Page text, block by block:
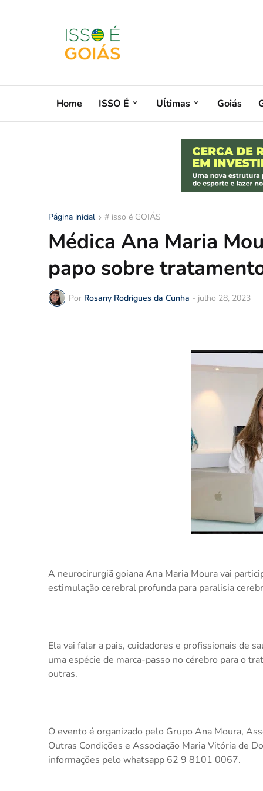
Home ISSO É Uĺtimas Goiás
Página inicial # isso é GOIÁS
Médica Ana Maria
papo sobre
Por Rosany Rodrigues da Cunha - julho 28, 2023
A neurocirurgiã goiana Ana Maria Moura vai
estimulação cerebral profunda para paralisia
Ela vai falar a pais, cuidadores e profissionais de
uma espécie de marca-passo no cérebro para o
outras.
O evento é organizado pelo Grupo Ana Moura,
Outras Condições e Associação Maria Vitória de
informações pelo whatsapp 62 9 8101 0067.